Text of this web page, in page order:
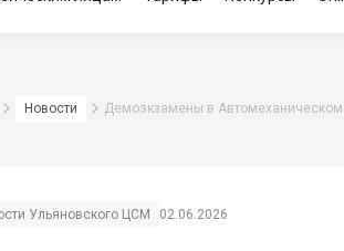
Новости Демоэкзамены в
Ульяновского ЦСМ 02.06.2026